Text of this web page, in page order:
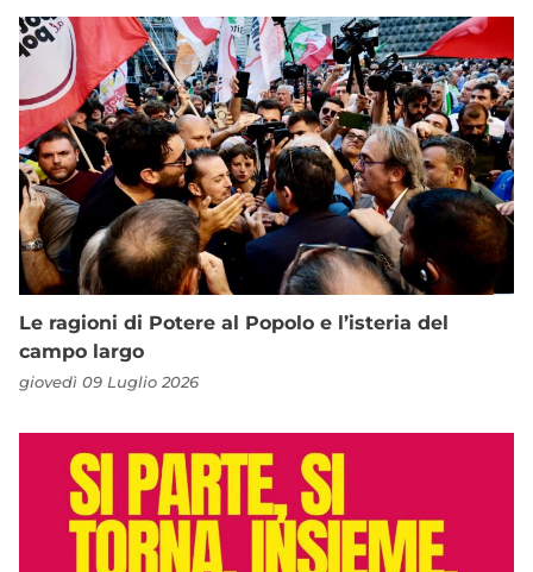
Le ragioni di Potere al Popolo e l’isteria del
campo largo
giovedì 09 Luglio 2026